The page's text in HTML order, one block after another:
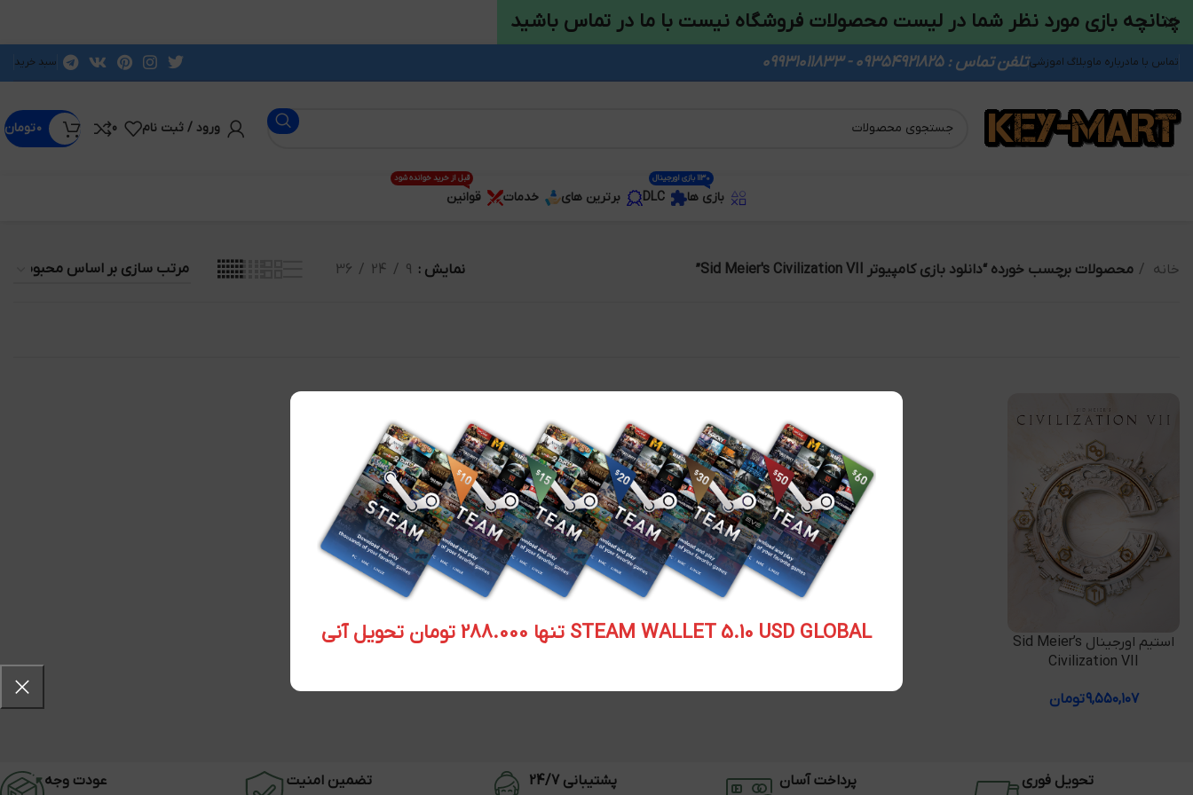
STEAM WALLET 5.10 USD GLOBAL تنها 288.000 تومان تحویل آنی
تماس با مادرباره ماوبلاگ اموزشیتلفن تماس : 09354921825 - 09931011833 سبد خرید
ورود / ثبت نام 0 ۰تومان
بازی ها
1130 بازی اورجینال
DLC برترین های خدمات قوانین
قبل از خرید خوانده شود
خانه محصولات برچسب خورده “دانلود بازی کامپیوتر Sid Meier's Civilization VII” نمایش 9
24
36
افزودن به سبد خرید استیم اورجینال Sid Meier’s
Civilization VII
۹,۵۵۰,۱۰۷تومان
تحویل فوری پرداخت آسان پشتیبانی 24/7 تضمین امنیت عودت وجه
چنانچه بازی مورد نظر شما در لیست محصولات فروشگاه نیست با ما در تماس باشید